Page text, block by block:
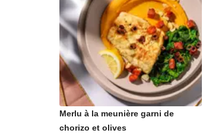
Merlu à la meunière garni de
chorizo et olives